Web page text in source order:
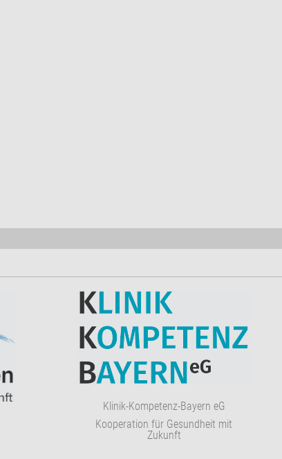
Klinik-Kompetenz-Bayern eG
Kooperation für Gesundheit mit
Zukunft